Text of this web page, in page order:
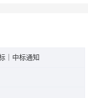
｜中标通知